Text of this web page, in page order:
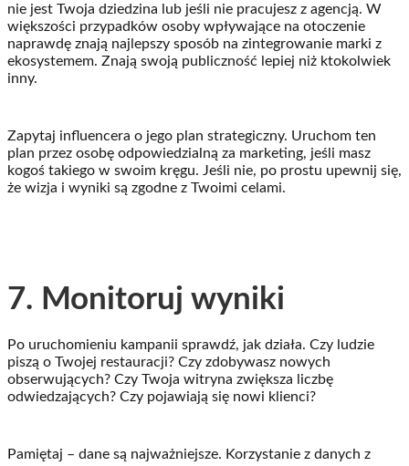
nie jest Twoja dziedzina lub jeśli nie pracujesz z agencją. W
większości przypadków osoby wpływające na otoczenie
naprawdę znają najlepszy sposób na zintegrowanie marki z
ekosystemem. Znają swoją publiczność lepiej niż ktokolwiek
inny.
Zapytaj influencera o jego plan strategiczny. Uruchom ten
plan przez osobę odpowiedzialną za marketing, jeśli masz
kogoś takiego w swoim kręgu. Jeśli nie, po prostu upewnij się,
że wizja i wyniki są zgodne z Twoimi celami.
7. Monitoruj wyniki
Po uruchomieniu kampanii sprawdź, jak działa. Czy ludzie
piszą o Twojej restauracji? Czy zdobywasz nowych
obserwujących? Czy Twoja witryna zwiększa liczbę
odwiedzających? Czy pojawiają się nowi klienci?
Pamiętaj – dane są najważniejsze. Korzystanie z danych z